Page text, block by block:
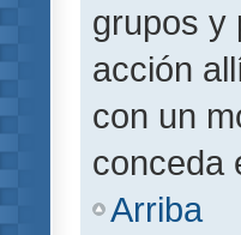
grupos y
acción
con un
conceda
Arriba